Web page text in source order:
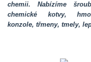
chemii. Nabízíme
chemické kotvy,
konzole, třmeny, tmely,